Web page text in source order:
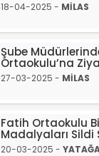
18-04-2025 - MİLAS
Şube
Ortaokulu’na
27-03-2025 - MİLAS
Fatih Ortaokulu
Madalyaları Sildi
20-03-2025 -